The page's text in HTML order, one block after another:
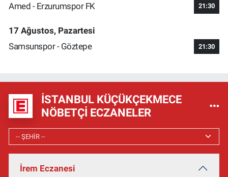
Amed - Erzurumspor FK 21:30
17 Ağustos, Pazartesi
Samsunspor - Göztepe
21:30
İSTANBUL KÜÇÜKÇEKMECE
NÖBETÇI ECZANELER
İrem Eczanesi